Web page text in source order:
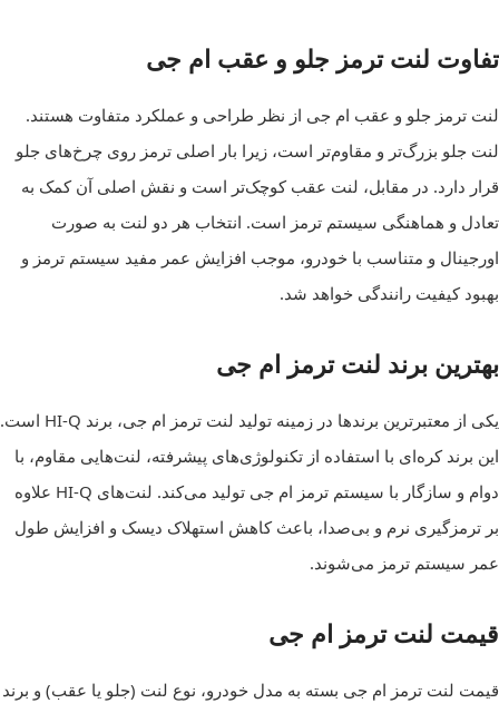
تفاوت لنت ترمز جلو و عقب ام جی
لنت ترمز جلو و عقب ام جی از نظر طراحی و عملکرد متفاوت هستند.
لنت جلو بزرگ‌تر و مقاوم‌تر است، زیرا بار اصلی ترمز روی چرخ‌های جلو
قرار دارد. در مقابل، لنت عقب کوچک‌تر است و نقش اصلی آن کمک به
تعادل و هماهنگی سیستم ترمز است. انتخاب هر دو لنت به صورت
اورجینال و متناسب با خودرو، موجب افزایش عمر مفید سیستم ترمز و
بهبود کیفیت رانندگی خواهد شد.
بهترین برند لنت ترمز ام جی
یکی از معتبرترین برندها در زمینه تولید لنت ترمز ام جی، برند HI-Q است.
این برند کره‌ای با استفاده از تکنولوژی‌های پیشرفته، لنت‌هایی مقاوم، با
دوام و سازگار با سیستم ترمز ام جی تولید می‌کند. لنت‌های HI-Q علاوه
بر ترمزگیری نرم و بی‌صدا، باعث کاهش استهلاک دیسک و افزایش طول
عمر سیستم ترمز می‌شوند.
قیمت لنت ترمز ام جی
قیمت لنت ترمز ام جی بسته به مدل خودرو، نوع لنت (جلو یا عقب) و برند